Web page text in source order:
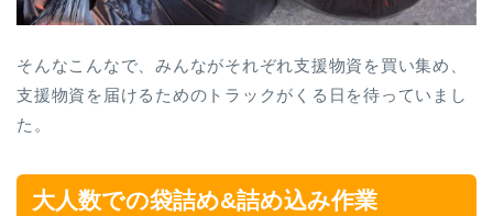
そんなこんなで、みんながそれぞれ支援物資を買い集め、
支援物資を届けるためのトラックがくる日を待っていまし
た。
大人数での袋詰め&詰め込み作業